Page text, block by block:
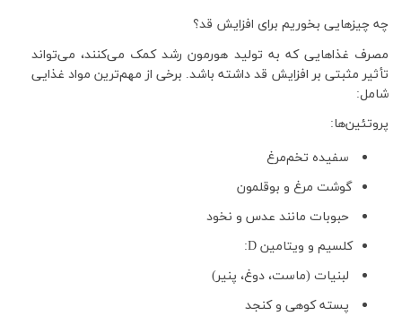
چه چیزهایی بخوریم برای افزایش قد؟
مصرف غذاهایی که به تولید هورمون رشد کمک می‌کنند، می‌تواند
تأثیر مثبتی بر افزایش قد داشته باشد. برخی از مهم‌ترین مواد غذایی
شامل:
پروتئین‌ها:
سفیده تخم‌مرغ
گوشت مرغ و بوقلمون
حبوبات مانند عدس و نخود
کلسیم و ویتامین D:
لبنیات (ماست، دوغ، پنیر)
پسته کوهی و کنجد